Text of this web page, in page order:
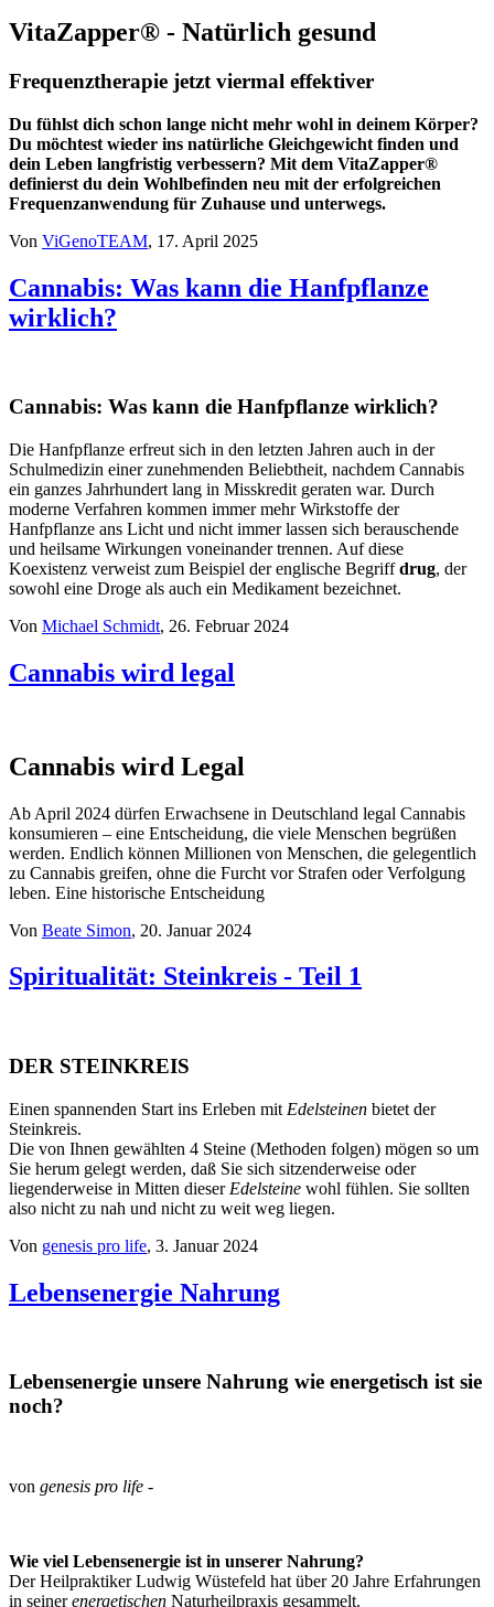
VitaZapper® - Natürlich gesund
Frequenztherapie jetzt viermal effektiver
Du fühlst dich schon lange nicht mehr wohl in deinem Körper?
Du möchtest wieder ins natürliche Gleichgewicht finden und
dein Leben langfristig verbessern? Mit dem VitaZapper®
definierst du dein Wohlbefinden neu mit der erfolgreichen
Frequenzanwendung für Zuhause und unterwegs.
Von ViGenoTEAM, 17. April 2025
Cannabis: Was kann die Hanfpflanze
wirklich?
Cannabis: Was kann die Hanfpflanze wirklich?
Die Hanfpflanze erfreut sich in den letzten Jahren auch in der
Schulmedizin einer zunehmenden Beliebtheit, nachdem Cannabis
ein ganzes Jahrhundert lang in Misskredit geraten war. Durch
moderne Verfahren kommen immer mehr Wirkstoffe der
Hanfpflanze ans Licht und nicht immer lassen sich berauschende
und heilsame Wirkungen voneinander trennen. Auf diese
Koexistenz verweist zum Beispiel der englische Begriffdrug, der
sowohl eine Droge als auch ein Medikament bezeichnet.
Von Michael Schmidt, 26. Februar 2024
Cannabis wird legal
Cannabis wird Legal
Ab April 2024 dürfen Erwachsene in Deutschland legal Cannabis
konsumieren – eine Entscheidung, die viele Menschen begrüßen
werden. Endlich können Millionen von Menschen, die gelegentlich
zu Cannabis greifen, ohne die Furcht vor Strafen oder Verfolgung
leben. Eine historische Entscheidung
Von Beate Simon, 20. Januar 2024
Spiritualität: Steinkreis - Teil 1
DER STEINKREIS
Einen spannenden Start ins Erleben mit Edelsteinen bietet der
Steinkreis.
Die von Ihnen gewählten 4 Steine (Methoden folgen) mögen so um
Sie herum gelegt werden, daß Sie sich sitzenderweise oder
liegenderweise in Mitten dieser Edelsteine wohl fühlen. Sie sollten
also nicht zu nah und nicht zu weit weg liegen.
Von genesis pro life, 3. Januar 2024
Lebensenergie Nahrung
Lebensenergie unsere Nahrung wie energetisch ist sie
noch?
von genesis pro life -
Wie viel Lebensenergie ist in unserer Nahrung?
Der Heilpraktiker Ludwig Wüstefeld hat über 20 Jahre Erfahrungen
in seinerenergetischen Naturheilpraxis gesammelt.